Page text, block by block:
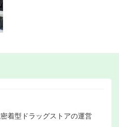
着型ドラッグストアの運営